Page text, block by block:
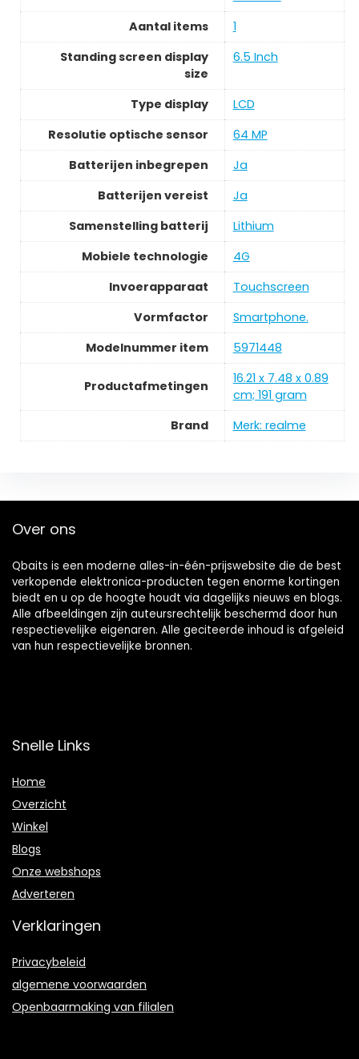
Aantal items
1
Standing screen display
size
6.5 Inch
Type display
LCD
Resolutie optische sensor
64 MP
Batterijen inbegrepen
Ja
Batterijen vereist
Ja
Samenstelling batterij
Lithium
Mobiele technologie
4G
Invoerapparaat
Touchscreen
Vormfactor
Smartphone.
Modelnummer item
5971448
Productafmetingen
16.21 x 7.48 x 0.89
cm; 191 gram
Brand
Merk: realme
Over ons
Qbaits is een moderne alles-in-één-prijswebsite die de best
verkopende elektronica-producten tegen enorme kortingen
biedt en u op de hoogte houdt via dagelijks nieuws en blogs.
Alle afbeeldingen zijn auteursrechtelijk beschermd door hun
respectievelijke eigenaren. Alle geciteerde inhoud is afgeleid
van hun respectievelijke bronnen.
Snelle Links
Home
Overzicht
Winkel
Blogs
Onze webshops
Adverteren
Verklaringen
Privacybeleid
algemene voorwaarden
Openbaarmaking van filialen